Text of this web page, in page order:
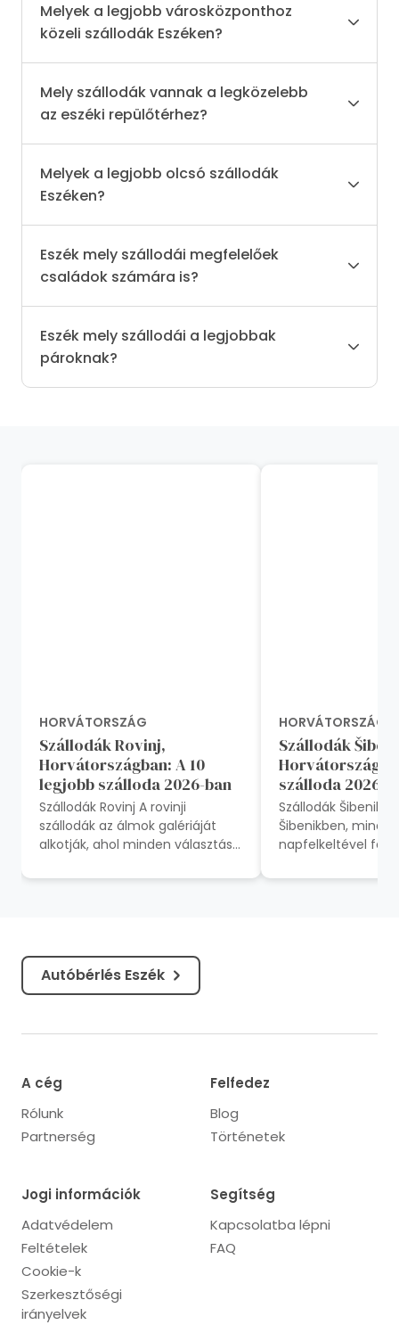
Melyek a legjobb városközponthoz
közeli szállodák Eszéken?
Mely szállodák vannak a legközelebb
az eszéki repülőtérhez?
Melyek a legjobb olcsó szállodák
Eszéken?
Eszék mely szállodái megfelelőek
családok számára is?
Eszék mely szállodái a legjobbak
pároknak?
HORVÁTORSZÁG
Szállodák Rovinj,
Horvátországban: A 10
legjobb szálloda 2026-ban
Szállodák Rovinj A rovinji
szállodák az álmok galériáját
alkotják, ahol minden választás
Adriai-tenger elbűvölő...
HORVÁTORSZÁG
Szállodák
Horvátország:
szálloda 2026-
Szállodák Šibenik
Šibenikben,
napfelkeltével
Horvátország
Autóbérlés Eszék
A cég
Rólunk
Partnerség
Felfedez
Blog
Történetek
Jogi információk
Adatvédelem
Feltételek
Cookie-k
Szerkesztőségi
irányelvek
Segítség
Kapcsolatba lépni
FAQ